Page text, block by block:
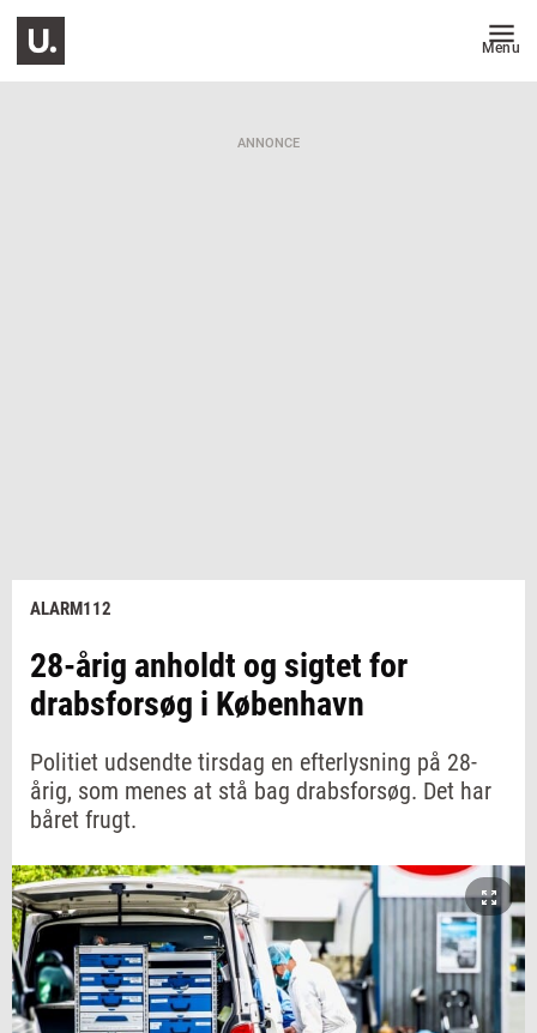
Menu
ANNONCE
ALARM112
28-årig anholdt og sigtet for
drabsforsøg i København
Politiet udsendte tirsdag en efterlysning på 28-
årig, som menes at stå bag drabsforsøg. Det har
båret frugt.